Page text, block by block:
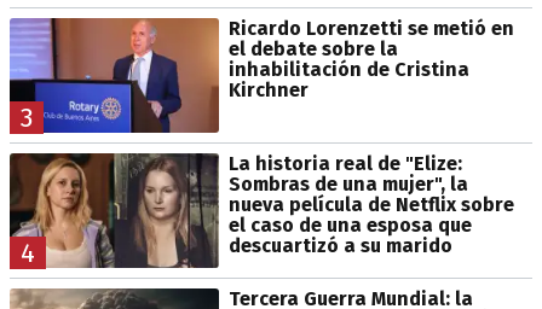
3
Ricardo Lorenzetti se metió en
el debate sobre la
inhabilitación de Cristina
Kirchner
4
La historia real de "Elize:
Sombras de una mujer", la
nueva película de Netflix sobre
el caso de una esposa que
descuartizó a su marido
Tercera Guerra Mundial: la